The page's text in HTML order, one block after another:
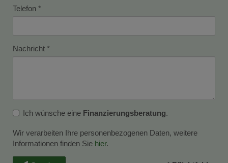
Telefon
Nachricht
Ich wünsche eine Finanzierungsberatung.
Wir verarbeiten Ihre personenbezogenen Daten, weitere
Informationen finden Sie hier.